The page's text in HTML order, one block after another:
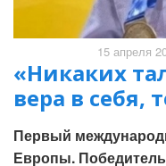
15 апреля
«Никаких
вера в себя,
Первый
Европы.